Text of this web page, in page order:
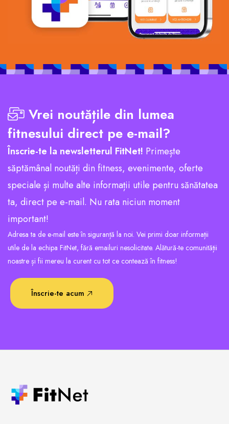
Vrei noutățile din lumea
fitnesului direct pe e-mail?
Înscrie-te la newsletterul FitNet! Primește
săptămânal noutăți din fitness, evenimente, oferte
speciale și multe alte informații utile pentru sănătatea
ta, direct pe e-mail. Nu rata niciun moment
important!
Adresa ta de e-mail este în siguranță la noi. Vei primi doar informații
utile de la echipa FitNet, fără emailuri nesolicitate. Alătură-te comunității
noastre și fii mereu la curent cu tot ce contează în fitness!
Înscrie-te acum